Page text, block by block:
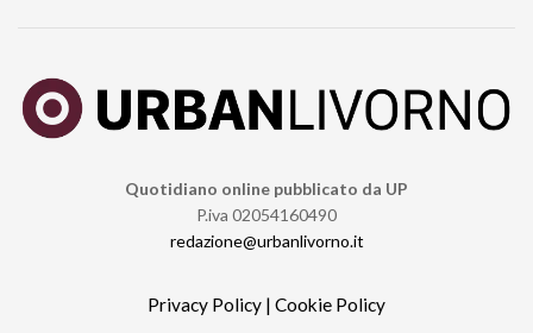
Quotidiano online pubblicato da UP
P.iva 02054160490
redazione@urbanlivorno.it
Privacy Policy | Cookie Policy